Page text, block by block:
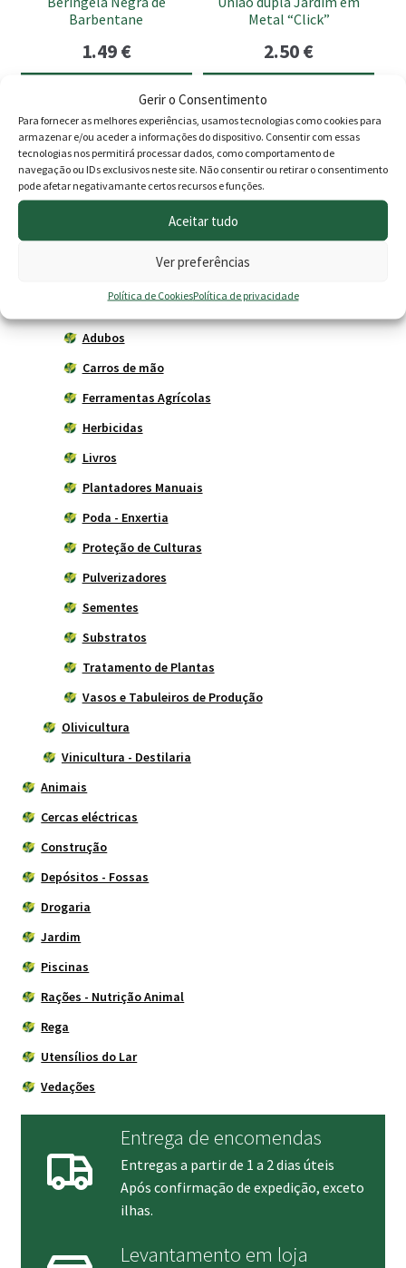
Gerir o Consentimento
Para fornecer as melhores experiências, usamos tecnologias como cookies para
armazenar e/ou aceder a informações do dispositivo. Consentir com essas
tecnologias nos permitirá processar dados, como comportamento de
navegação ou IDs exclusivos neste site. Não consentir ou retirar o consentimento
pode afetar negativamante certos recursos e funções.
Aceitar tudo
Ver preferências
Política de CookiesPolítica de privacidade
Barbentane
1.49€
Metal “Click”
2.50€
Produtos
Adubos
Carros de mão
Ferramentas Agrícolas
Herbicidas
Livros
Plantadores Manuais
Poda - Enxertia
Proteção de Culturas
Pulverizadores
Sementes
Substratos
Tratamento de Plantas
Vasos e Tabuleiros de Produção
Olivicultura
Vinicultura - Destilaria
Animais
Cercas eléctricas
Construção
Depósitos - Fossas
Drogaria
Jardim
Piscinas
Rações - Nutrição Animal
Rega
Utensílios do Lar
Vedações
Entrega de encomendas
Entregas a partir de 1 a 2 dias úteis
Após confirmação de expedição, exceto
ilhas.
Levantamento em loja